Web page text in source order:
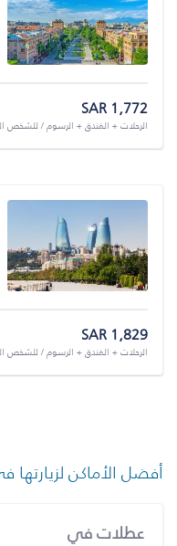
SAR 1,772
الرحلات + الفندق + الرسوم / للشخص
SAR 1,829
الرحلات + الفندق + الرسوم / للشخص
أفضل الأماكن لزيارتها
عطلات في